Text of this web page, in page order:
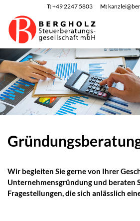
T:+49 2247 5803 M:
Wir begleiten Sie gerne von Ihrer
Unternehmensgründung und beraten
Fragestellungen, die sich anlässlich